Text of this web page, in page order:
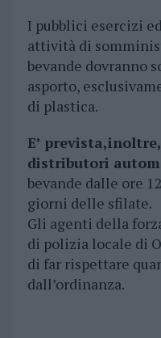
I pubblici esercizi
attività di
bevande dovranno
asporto,
di plastica.
E’
distributori
bevande dalle ore
giorni delle sfilate.
Gli agenti della
di polizia locale di
di far rispettare
dall’ordinanza.